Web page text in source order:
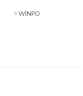
WİNPO